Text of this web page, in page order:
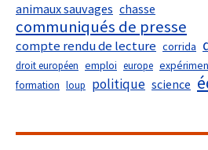
animaux sauvages chasse
communiqués de presse
compte rendu de lecture corrida
droit européen emploi europe
formation loup politique science